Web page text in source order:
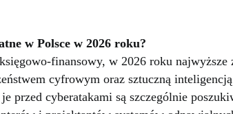
w Polsce w 2026 roku?
finansowy, w 2026 roku najwyższe
cyfrowym oraz sztuczną
przed cyberatakami są szczególnie